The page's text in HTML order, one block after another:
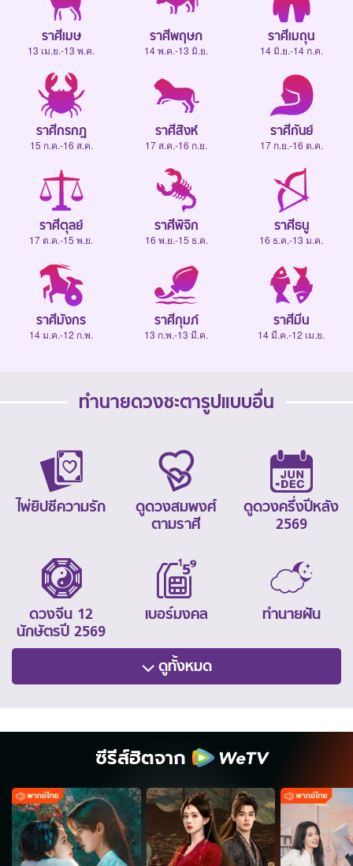
ราศีเมษ
13 เม.ย.-13 พ.ค.
ราศีพฤษภ
14 พ.ค.-13 มิ.ย.
ราศีเมถุน
14 มิ.ย.-14 ก.ค.
ราศีกรกฎ
15 ก.ค.-16 ส.ค.
ราศีสิงห์
17 ส.ค.-16 ก.ย.
ราศีกันย์
17 ก.ย.-16 ต.ค.
ราศีตุลย์
17 ต.ค.-15 พ.ย.
ราศีพิจิก
16 พ.ย.-15 ธ.ค.
ราศีธนู
16 ธ.ค.-13 ม.ค.
ราศีมังกร
14 ม.ค.-12 ก.พ.
ราศีกุมภ์
13 ก.พ.-13 มี.ค.
ราศีมีน
14 มี.ค.-12 เม.ย.
ทำนายดวงชะตารูปแบบอื่น
ไพ่ยิปซีความรัก
ดูดวงสมพงศ์
ตามราศี
ดูดวงครึ่งปีหลัง
2569
ดวงจีน 12
นักษัตรปี 2569
เบอร์มงคล ทำนายฝัน
ดูทั้งหมด
ซีรีส์ฮิตจาก